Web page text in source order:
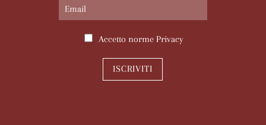
Accetto norme Privacy
ISCRIVITI